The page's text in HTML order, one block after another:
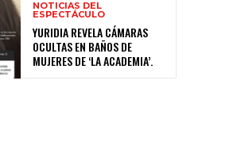
NOTICIAS DEL
ESPECTÁCULO
YURIDIA REVELA CÁMARAS
OCULTAS EN BAÑOS DE
MUJERES DE ‘LA ACADEMIA’.